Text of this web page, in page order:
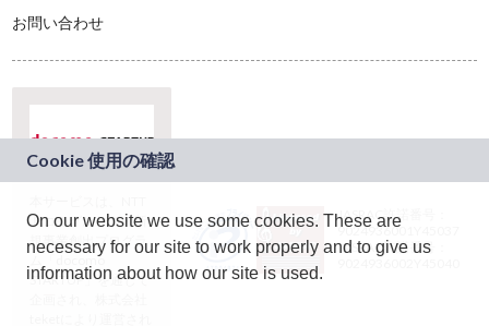
お問い合わせ
ドコモグループの新
規事業創出プログラ
ム「docomo
STARTUP」を通じて
JASRAC許諾番号：
9024936001Y45037
JASRAC許諾番号：
On our website we use some cookies. These are
necessary for our site to work properly and to give us
information about how our site is used.